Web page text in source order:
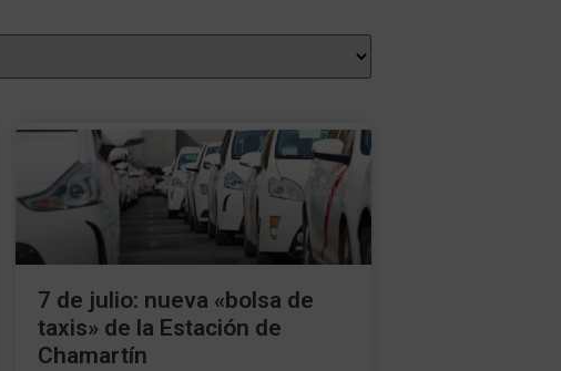
7 de julio: nueva «bolsa de
taxis» de la Estación de
Chamartín